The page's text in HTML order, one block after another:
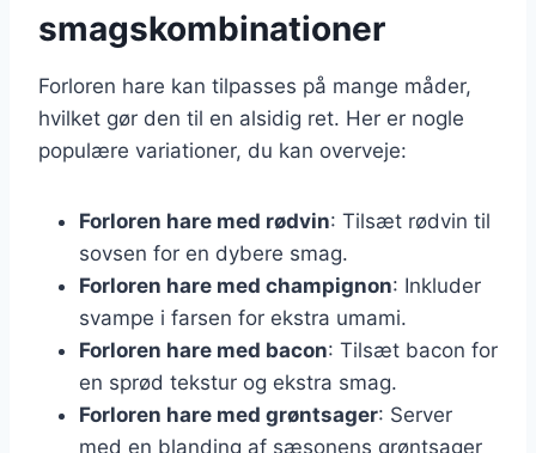
smagskombinationer
Forloren hare kan tilpasses på mange måder,
hvilket gør den til en alsidig ret. Her er nogle
populære variationer, du kan overveje:
Forloren hare med rødvin: Tilsæt rødvin til
sovsen for en dybere smag.
Forloren hare med champignon: Inkluder
svampe i farsen for ekstra umami.
Forloren hare med bacon: Tilsæt bacon for
en sprød tekstur og ekstra smag.
Forloren hare med grøntsager: Server
med en blanding af sæsonens grøntsager